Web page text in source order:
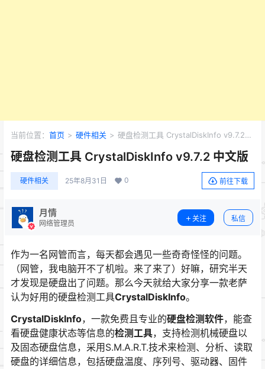
当前位置： 首页 > 硬件相关 > 硬盘检测工具 CrystalDiskInfo v9.7.2
硬盘检测工具 CrystalDiskInfo v9.7.2 中文版
硬件相关 25年8月31日 0 前往下载
月情
网络管理员
关注 私信
作为一名网管而言，每天都会遇见一些奇奇怪怪的问题。
（网管，我电脑开不了机啦。来了来了）好嘛，研究半天
才发现是硬盘出了问题。那么今天就给大家分享一款老萨
认为好用的硬盘检测工具CrystalDiskInfo。
CrystalDiskInfo，一款免费且专业的硬盘检测软件，能查
看硬盘健康状态等信息的检测工具，支持检测机械硬盘以
及固态硬盘信息，采用S.M.A.R.T.技术来检测、分析、读取
硬盘的详细信息，包括硬盘温度、序列号、驱动器、固件